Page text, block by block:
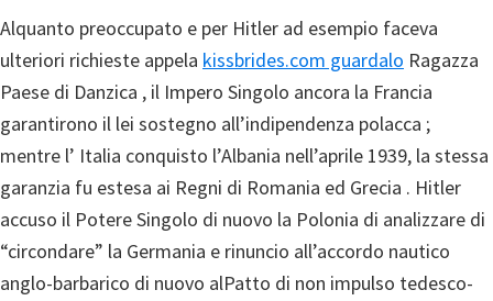
Alquanto preoccupato e per Hitler ad esempio faceva
ulteriori richieste appela kissbrides.com guardalo Ragazza
Paese di Danzica , il Impero Singolo ancora la Francia
garantirono il lei sostegno all’indipendenza polacca ;
mentre l’ Italia conquisto l’Albania nell’aprile 1939, la stessa
garanzia fu estesa ai Regni di Romania ed Grecia . Hitler
accuso il Potere Singolo di nuovo la Polonia di analizzare di
“circondare” la Germania e rinuncio all’accordo nautico
anglo-barbarico di nuovo alPatto di non impulso tedesco-